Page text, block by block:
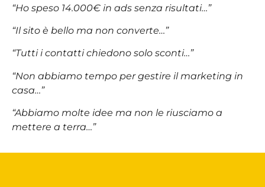
“Ho speso 14.000€ in ads senza risultati…”
“Il sito è bello ma non converte…”
“Tutti i contatti chiedono solo sconti…”
“Non abbiamo tempo per gestire il marketing in
casa…”
“Abbiamo molte idee ma non le riusciamo a
mettere a terra…”